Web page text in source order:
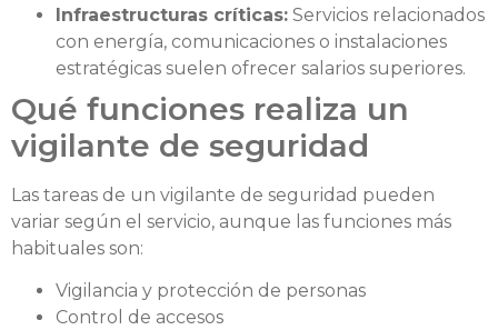
Infraestructuras críticas: Servicios relacionados
con energía, comunicaciones o instalaciones
estratégicas suelen ofrecer salarios superiores.
Qué funciones realiza un
vigilante de seguridad
Las tareas de un vigilante de seguridad pueden
variar según el servicio, aunque las funciones más
habituales son:
Vigilancia y protección de personas
Control de accesos